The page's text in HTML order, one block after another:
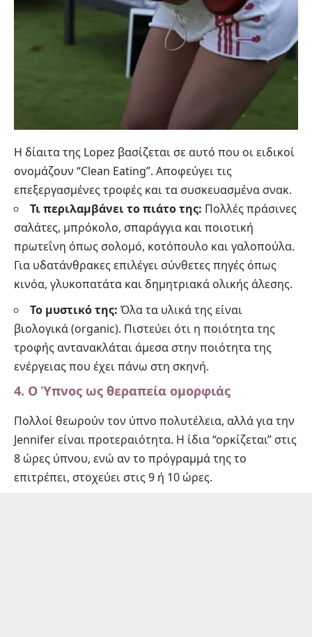
Η δίαιτα της Lopez βασίζεται σε αυτό που οι ειδικοί
ονομάζουν “Clean Eating”. Αποφεύγει τις
επεξεργασμένες τροφές και τα συσκευασμένα σνακ.
Τι περιλαμβάνει το πιάτο της: Πολλές πράσινες
σαλάτες, μπρόκολο, σπαράγγια και ποιοτική
πρωτεΐνη όπως σολομό, κοτόπουλο και γαλοπούλα.
Για υδατάνθρακες επιλέγει σύνθετες πηγές όπως
κινόα, γλυκοπατάτα και δημητριακά ολικής άλεσης.
Το μυστικό της: Όλα τα υλικά της είναι
βιολογικά (organic). Πιστεύει ότι η ποιότητα της
τροφής αντανακλάται άμεσα στην ποιότητα της
ενέργειας που έχει πάνω στη σκηνή.
4. Ο Ύπνος ως θεραπεία ομορφιάς
Πολλοί θεωρούν τον ύπνο πολυτέλεια, αλλά για την
Jennifer είναι προτεραιότητα. Η ίδια “ορκίζεται” στις
8 ώρες ύπνου, ενώ αν το πρόγραμμά της το
επιτρέπει, στοχεύει στις 9 ή 10 ώρες.